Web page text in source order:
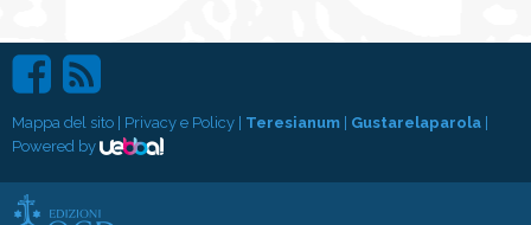
Mappa del sito | Privacy e Policy | Teresianum | Gustarelaparola |
Powered by